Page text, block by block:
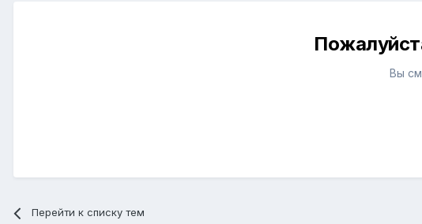
Вы
Перейти к списку тем